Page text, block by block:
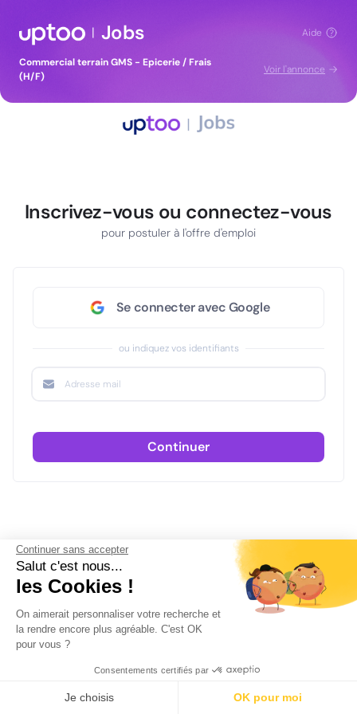
Continuer sans accepter
Salut c'est nous...
les Cookies !
On aimerait personnaliser votre recherche et
la rendre encore plus agréable. C'est OK
pour vous ?
Consentements certifiés par
Je choisis OK pour moi
| Jobs Aide
Commercial terrain GMS - Epicerie / Frais
(H/F)
Voir l'annonce
Inscrivez-vous ou connectez-vous
pour postuler à l'offre d'emploi
Se connecter avec Google
ou indiquez vos identifiants
Continuer